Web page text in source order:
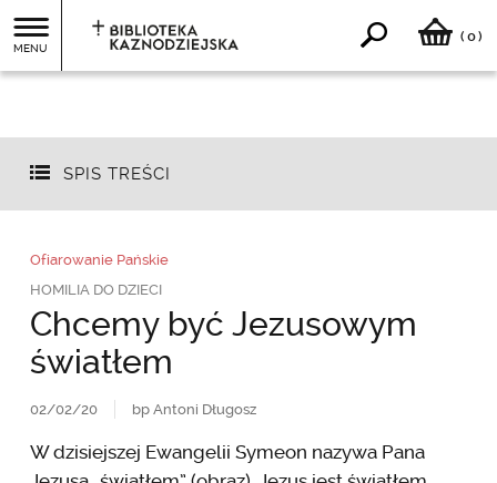
MENU
( 0)
SPIS TREŚCI
Ofiarowanie Pańskie
HOMILIA DO DZIECI
Chcemy być Jezusowym
światłem
02/02/20 bp Antoni Długosz
W dzisiejszej Ewangelii Symeon nazywa Pana